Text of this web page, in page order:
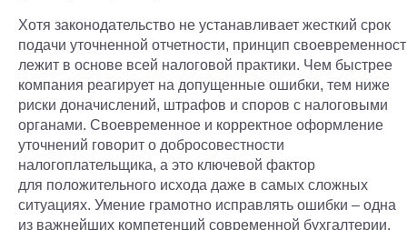
Хотя законодательство не устанавливает жесткий срок
подачи уточненной отчетности, принцип
лежит в основе всей налоговой практики. Чем быстрее
компания реагирует на допущенные ошибки, тем ниже
риски доначислений, штрафов и споров с налоговыми
органами. Своевременное и корректное оформление
уточнений говорит о добросовестности
налогоплательщика, а это ключевой фактор
для положительного исхода даже в самых сложных
ситуациях. Умение грамотно исправлять ошибки – одна
из важнейших компетенций современной бухгалтерии.